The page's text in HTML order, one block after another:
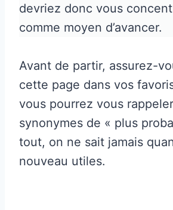
devriez donc vous
comme moyen d’avancer.
Avant de partir, assurez-
cette page dans vos
vous pourrez vous
synonymes de « plus
tout, on ne sait jamais
nouveau utiles.